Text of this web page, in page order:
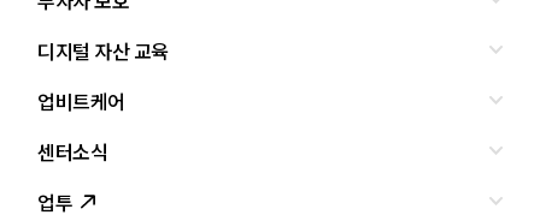
올바른 투자란?
투자사기 유형과 예방
업비트 보호조치
디지털 자산 교육
교육
조사·연구
업비트케어
서비스안내
서비스신청
센터소식
인사말
업투